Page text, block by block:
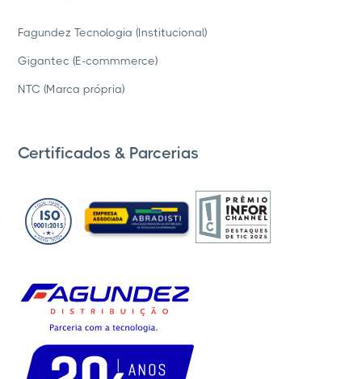
Fagundez Tecnologia (Institucional)
Gigantec (E-commmerce)
NTC (Marca própria)
Certificados & Parcerias